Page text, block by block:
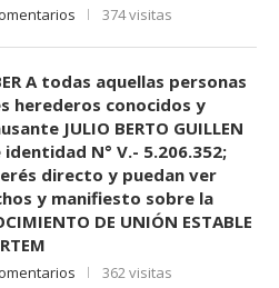
374 visitas
A todas aquellas personas
herederos conocidos y
JULIO BERTO GUILLEN
identidad N° V.- 5.206.352;
directo y puedan ver
y manifiesto sobre la
DE UNIÓN ESTABLE
362 visitas